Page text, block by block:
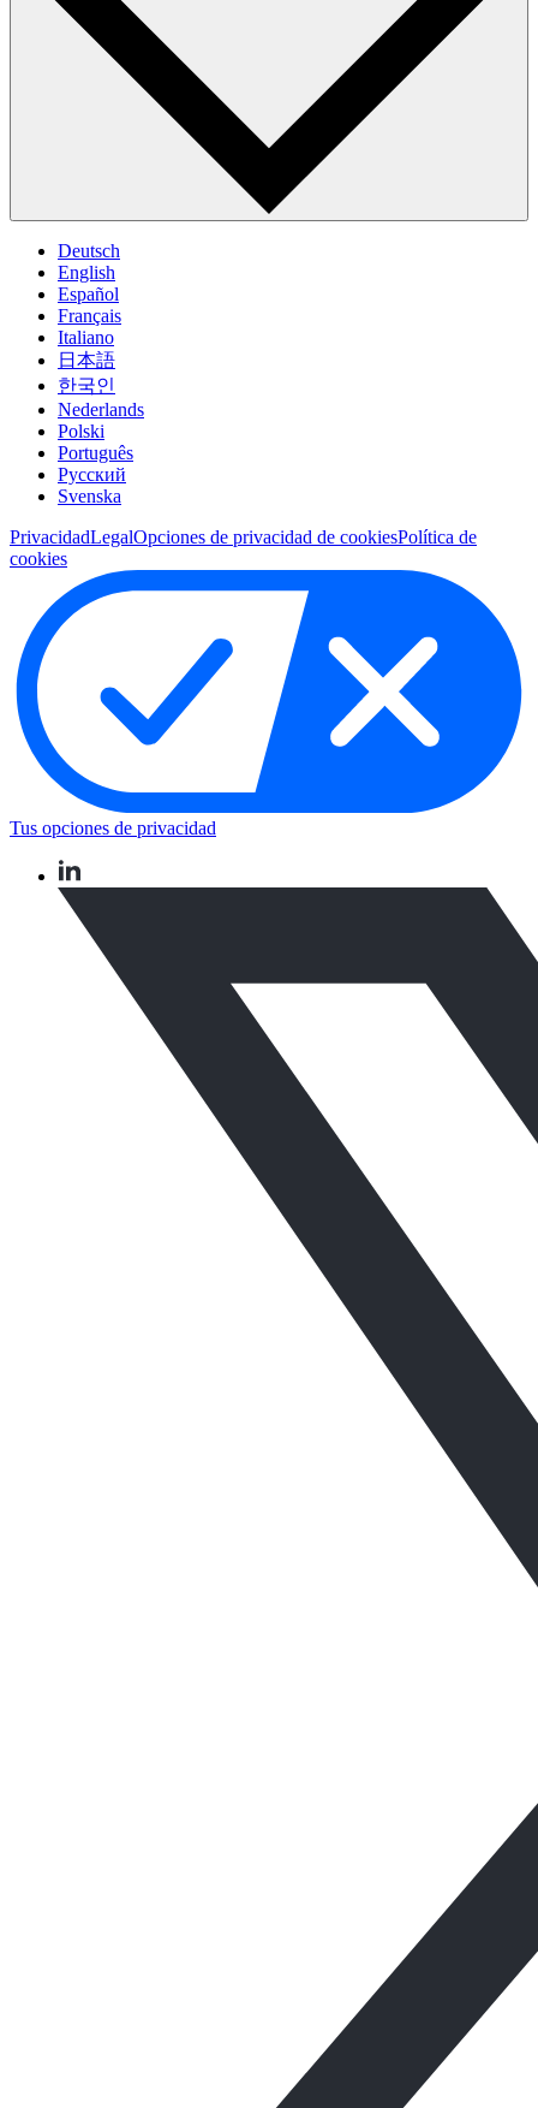
Deutsch
English
Español
Français
Italiano
日本語
한국인
Nederlands
Polski
Português
Pусский
Svenska
PrivacidadLegalOpciones de privacidad de cookiesPolítica de
cookies
Tus opciones de privacidad